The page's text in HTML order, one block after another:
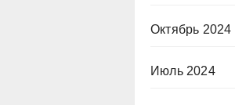
Октябрь 2024
Июль 2024